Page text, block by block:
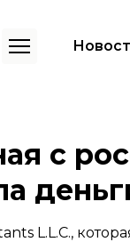
олигархом
с
L.L.C.,